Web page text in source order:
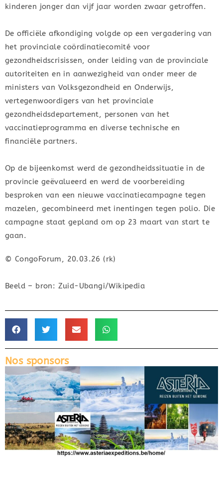
kinderen jonger dan vijf jaar worden zwaar getroffen.
De officiële afkondiging volgde op een vergadering van
het provinciale coördinatiecomité voor
gezondheidscrisissen, onder leiding van de provinciale
autoriteiten en in aanwezigheid van onder meer de
ministers van Volksgezondheid en Onderwijs,
vertegenwoordigers van het provinciale
gezondheidsdepartement, personen van het
vaccinatieprogramma en diverse technische en
financiële partners.
Op de bijeenkomst werd de gezondheidssituatie in de
provincie geëvalueerd en werd de voorbereiding
besproken van een nieuwe vaccinatiecampagne tegen
mazelen, gecombineerd met inentingen tegen polio. Die
campagne staat gepland om op 23 maart van start te
gaan.
© CongoForum, 20.03.26 (rk)
Beeld – bron: Zuid-Ubangi/Wikipedia
Nos sponsors